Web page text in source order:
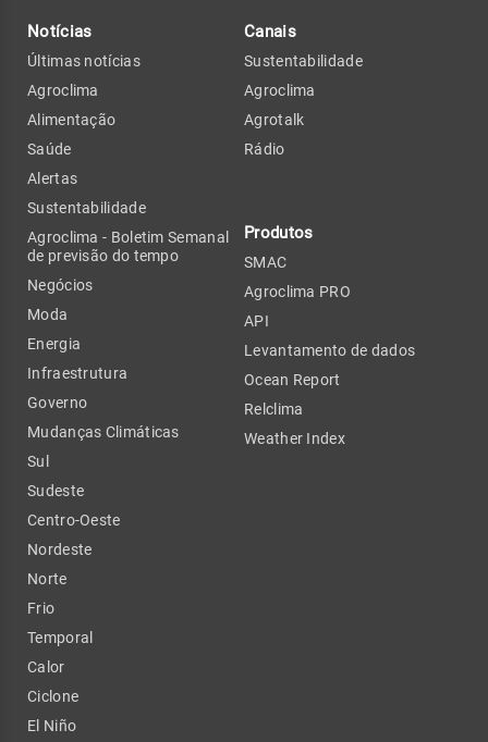
Notícias
Últimas notícias
Agroclima
Alimentação
Saúde
Alertas
Sustentabilidade
Agroclima - Boletim Semanal
de previsão do tempo
Negócios
Moda
Energia
Infraestrutura
Governo
Mudanças Climáticas
Sul
Sudeste
Centro-Oeste
Nordeste
Norte
Frio
Temporal
Calor
Ciclone
El Niño
Canais
Sustentabilidade
Agroclima
Agrotalk
Rádio
Produtos
SMAC
Agroclima PRO
API
Levantamento de dados
Ocean Report
Relclima
Weather Index